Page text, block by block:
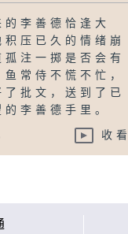
李善德恰逢大
压已久的情绪崩
注一掷是否会有
常侍不慌不忙，
批文，送到了已
李善德手里。
收看